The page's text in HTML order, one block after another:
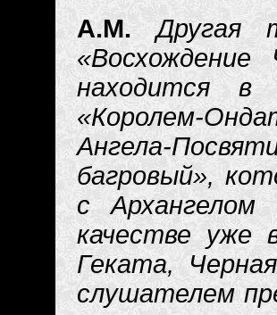
А.М.Другая
находится в
«Королем-
Ангела-
багровый»,
с
качестве уже
Геката,
слушателем